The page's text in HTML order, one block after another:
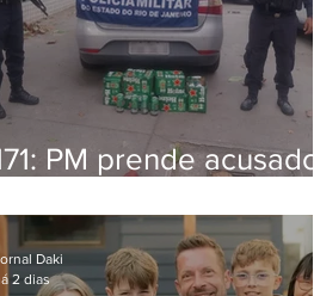
PM prende acusado
de Niterói
Daki
2 dias